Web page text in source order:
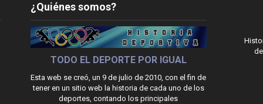
¿Quiénes somos?
TODO EL DEPORTE POR IGUAL
Esta web se creó, un 9 de julio de 2010, con el fin de
tener en un sitio web la historia de cada uno de los
deportes, contando los principales